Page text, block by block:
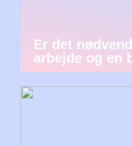
Er det
arbejde og en